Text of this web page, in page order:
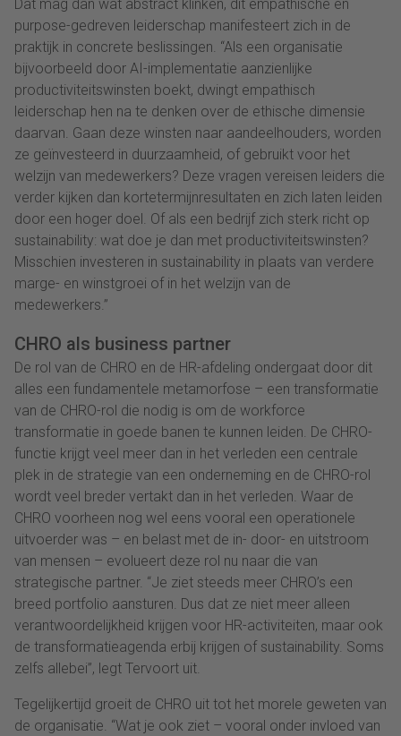
Dat mag dan wat abstract klinken, dit empathische en
purpose-gedreven leiderschap manifesteert zich in de
praktijk in concrete beslissingen. “Als een organisatie
bijvoorbeeld door AI-implementatie aanzienlijke
productiviteitswinsten boekt, dwingt empathisch
leiderschap hen na te denken over de ethische dimensie
daarvan. Gaan deze winsten naar aandeelhouders, worden
ze geïnvesteerd in duurzaamheid, of gebruikt voor het
welzijn van medewerkers? Deze vragen vereisen leiders die
verder kijken dan kortetermijnresultaten en zich laten leiden
door een hoger doel. Of als een bedrijf zich sterk richt op
sustainability: wat doe je dan met productiviteitswinsten?
Misschien investeren in sustainability in plaats van verdere
marge- en winstgroei of in het welzijn van de
medewerkers.”
CHRO als business partner
De rol van de CHRO en de HR-afdeling ondergaat door dit
alles een fundamentele metamorfose – een transformatie
van de CHRO-rol die nodig is om de workforce
transformatie in goede banen te kunnen leiden. De CHRO-
functie krijgt veel meer dan in het verleden een centrale
plek in de strategie van een onderneming en de CHRO-rol
wordt veel breder vertakt dan in het verleden. Waar de
CHRO voorheen nog wel eens vooral een operationele
uitvoerder was – en belast met de in- door- en uitstroom
van mensen – evolueert deze rol nu naar die van
strategische partner. “Je ziet steeds meer CHRO’s een
breed portfolio aansturen. Dus dat ze niet meer alleen
verantwoordelijkheid krijgen voor HR-activiteiten, maar ook
de transformatieagenda erbij krijgen of sustainability. Soms
zelfs allebei”, legt Tervoort uit.
Tegelijkertijd groeit de CHRO uit tot het morele geweten van
de organisatie. “Wat je ook ziet – vooral onder invloed van